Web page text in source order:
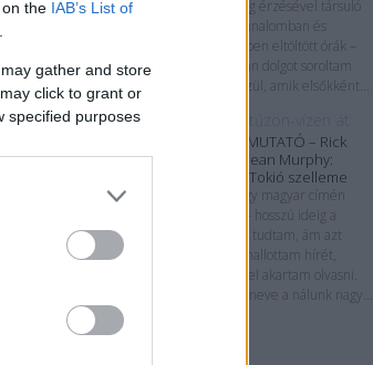
the IAB’s List of
gather and store
click to grant or
specified purposes
kényelmetlenség érzésével társuló
értetlenkedés, unalomban és
abszolút közönyben eltöltött órák –
csak néhány olyan dolgot soroltam
most fel azok közül, amik elsőkként...
Kiberrománc tűzön-vízen át
KÉPREGÉNYBEMUTATÓ – Rick
Remender & Sean Murphy:
Tokyo Ghost – Tokió szelleme
Tokyo Ghost, vagy magyar címén
Tokió szelleme – hosszú ideig a
létezéséről sem tudtam, ám azt
követően, hogy hallottam hírét,
mindenképpen el akartam olvasni.
Rick Remender neve a nálunk nagy...
Címkék